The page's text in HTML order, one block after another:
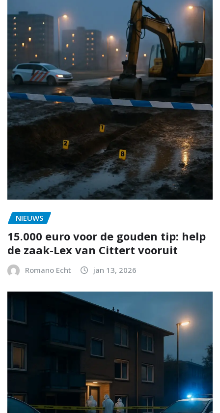
NIEUWS
15.000 euro voor de gouden tip: help
de zaak-Lex van Cittert vooruit
Romano Echt jan 13, 2026